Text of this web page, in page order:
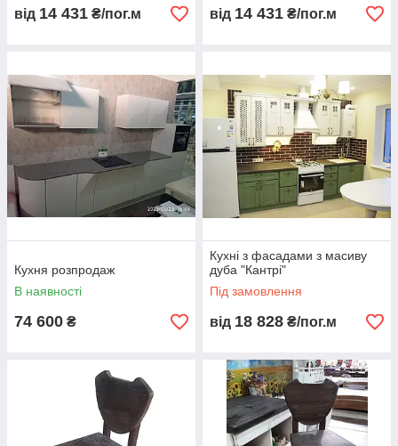
від 14 431 ₴/пог.м від 14 431 ₴/пог.м
Кухня розпродаж
В наявності
74 600 ₴
Кухні з фасадами з масиву
дуба "Кантрі"
Під замовлення
від 18 828 ₴/пог.м